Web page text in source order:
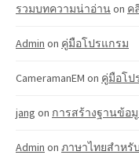
รวมบทความน่าอ่านon ค
Admin on คู่มือโปรแกรม
CameramanEM on คู่มือโป
jang on การสร้างฐานข้อ
Admin on ภาษาไทยสำหรับ